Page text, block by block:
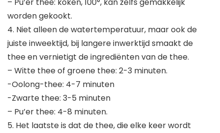
– Pu’er thee: koken, 100°, kan zelfs gemakkelijk
worden gekookt.
4. Niet alleen de watertemperatuur, maar ook de
juiste inweektijd, bij langere inwerktijd smaakt de
thee en vernietigt de ingrediënten van de thee.
– Witte thee of groene thee: 2-3 minuten.
-Oolong-thee: 4-7 minuten
-Zwarte thee: 3-5 minuten
– Pu’er thee: 4-8 minuten.
5. Het laatste is dat de thee, die elke keer wordt